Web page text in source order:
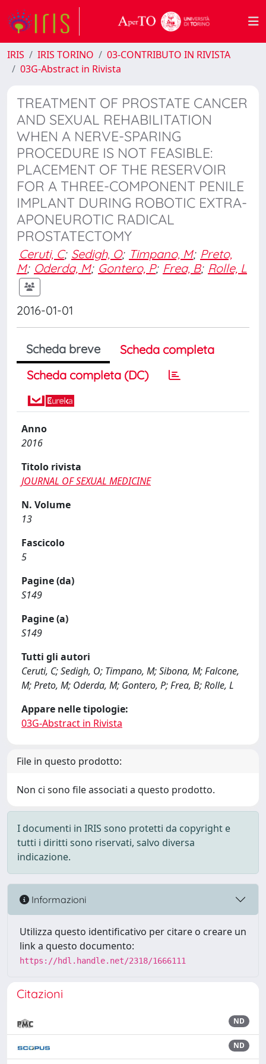
IRIS IRIS TORINO
03-CONTRIBUTO IN RIVISTA
03G-Abstract in Rivista
TREATMENT OF PROSTATE CANCER
AND SEXUAL REHABILITATION
WHEN A NERVE-SPARING
PROCEDURE IS NOT FEASIBLE:
PLACEMENT OF THE RESERVOIR
FOR A THREE-COMPONENT PENILE
IMPLANT DURING ROBOTIC EXTRA-
APONEUROTIC RADICAL
PROSTATECTOMY
Ceruti, C; Sedigh, O; Timpano, M; Preto,
M; Oderda, M; Gontero, P; Frea, B; Rolle, L
2016-01-01
Scheda breve
Scheda completa
Scheda completa (DC)
Anno
2016
Titolo rivista
JOURNAL OF SEXUAL MEDICINE
N. Volume
13
Fascicolo
5
Pagine (da)
S149
Pagine (a)
S149
Tutti gli autori
Ceruti, C; Sedigh, O; Timpano, M; Sibona, M; Falcone,
M; Preto, M; Oderda, M; Gontero, P; Frea, B; Rolle, L
Appare nelle tipologie:
03G-Abstract in Rivista
File in questo prodotto:
Non ci sono file associati a questo prodotto.
I documenti in IRIS sono protetti da copyright e
tutti i diritti sono riservati, salvo diversa
indicazione.
Informazioni
Utilizza questo identificativo per citare o creare un
link a questo documento:
https://hdl.handle.net/2318/1666111
Citazioni
ND
ND